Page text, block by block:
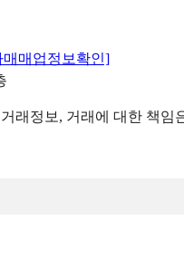
매매업정보확인]
래정보, 거래에 대한 책임